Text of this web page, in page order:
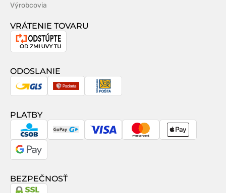
Výrobcovia
VRÁTENIE TOVARU
Odstúpenie
zmluvy
ODOSLANIE
GLS Packeta
Slovenská
PLATBY
CSOB GoPay Visa MasterCardApple
Google
BEZPEČNOSŤ